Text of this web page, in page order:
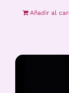
Añadir al